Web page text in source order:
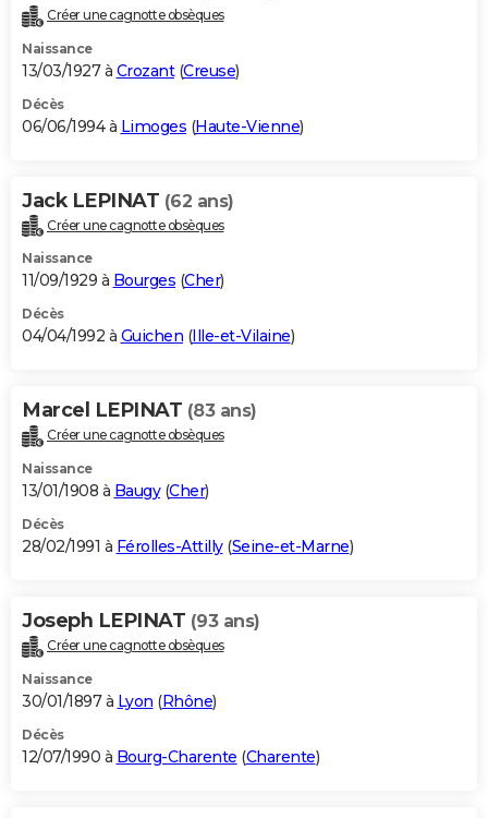
Créer une cagnotte obsèques
Naissance
13/03/1927 à Crozant(Creuse)
Décès
06/06/1994 à Limoges (Haute-Vienne)
Jack LEPINAT (62 ans)
Créer une cagnotte obsèques
Naissance
11/09/1929 à Bourges (Cher)
Décès
04/04/1992 à Guichen (Ille-et-Vilaine)
Marcel LEPINAT (83 ans)
Créer une cagnotte obsèques
Naissance
13/01/1908 à Baugy(Cher)
Décès
28/02/1991 à Férolles-Attilly(Seine-et-Marne)
Joseph LEPINAT (93 ans)
Créer une cagnotte obsèques
Naissance
30/01/1897 à Lyon (Rhône)
Décès
12/07/1990 à Bourg-Charente (Charente)